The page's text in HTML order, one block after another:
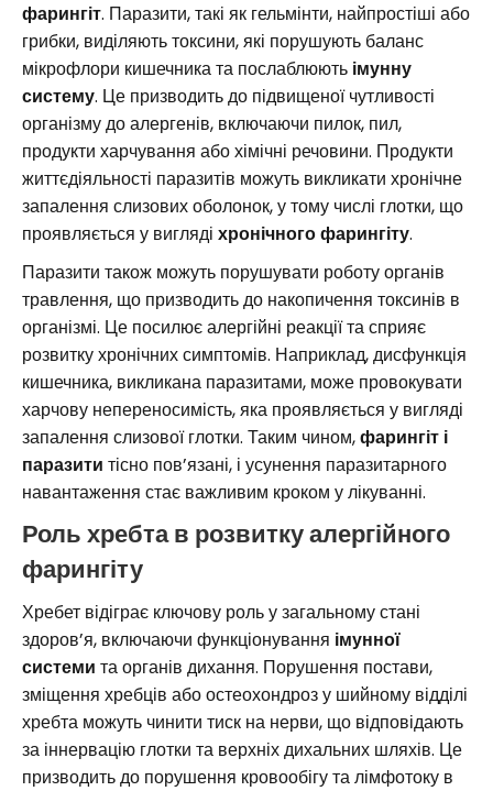
фарингіт. Паразити, такі як гельмінти, найпростіші або
грибки, виділяють токсини, які порушують баланс
мікрофлори кишечника та послаблюють імунну
систему. Це призводить до підвищеної чутливості
організму до алергенів, включаючи пилок, пил,
продукти харчування або хімічні речовини. Продукти
життєдіяльності паразитів можуть викликати хронічне
запалення слизових оболонок, у тому числі глотки, що
проявляється у вигляді хронічного фарингіту.
Паразити також можуть порушувати роботу органів
травлення, що призводить до накопичення токсинів в
організмі. Це посилює алергійні реакції та сприяє
розвитку хронічних симптомів. Наприклад, дисфункція
кишечника, викликана паразитами, може провокувати
харчову непереносимість, яка проявляється у вигляді
запалення слизової глотки. Таким чином,фарингіт і
паразити тісно пов’язані, і усунення паразитарного
навантаження стає важливим кроком у лікуванні.
Роль хребта в розвитку алергійного
фарингіту
Хребет відіграє ключову роль у загальному стані
здоров’я, включаючи функціонування імунної
системи та органів дихання. Порушення постави,
зміщення хребців або остеохондроз у шийному відділі
хребта можуть чинити тиск на нерви, що відповідають
за іннервацію глотки та верхніх дихальних шляхів. Це
призводить до порушення кровообігу та лімфотоку в